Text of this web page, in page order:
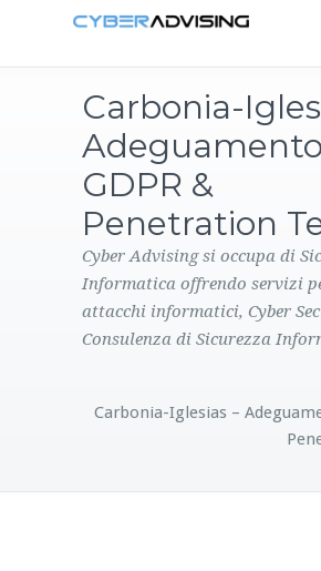
PRODOTTI
CONTATTI
Carbonia-
Adeguamento
GDPR &
Penetration
Cyber Advising si occupa di
Informatica offrendo servizi
attacchi informatici, Cyber
Consulenza di Sicurezza
Carbonia-Iglesias –